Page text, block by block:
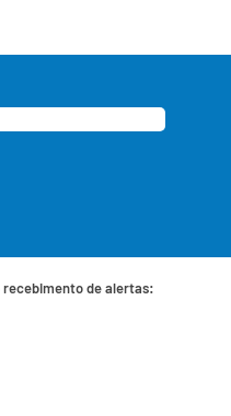
recebimento de alertas: